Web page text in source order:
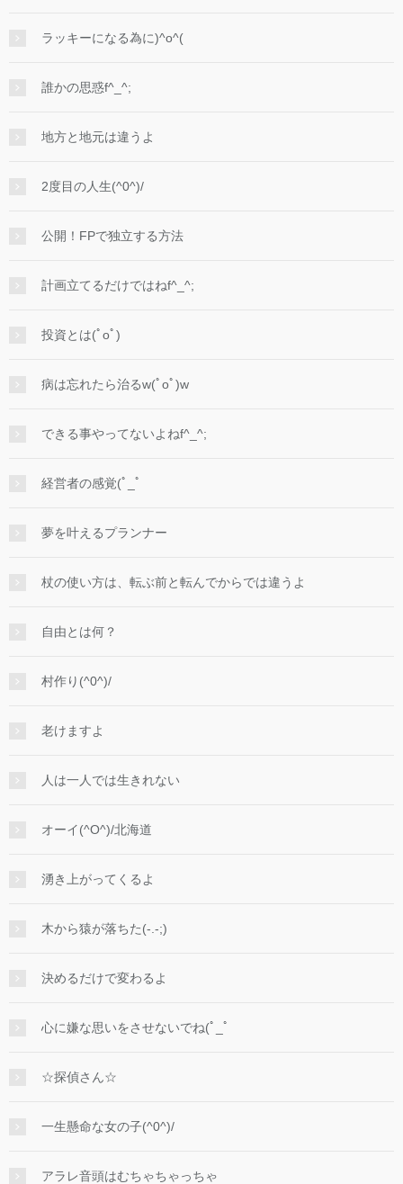
ラッキーになる為に)^o^(
誰かの思惑f^_^;
地方と地元は違うよ
2度目の人生(^0^)/
公開！FPで独立する方法
計画立てるだけではねf^_^;
投資とは(ﾟoﾟ)
病は忘れたら治るw(ﾟoﾟ)w
できる事やってないよねf^_^;
経営者の感覚(ﾟ_ﾟ
夢を叶えるプランナー
杖の使い方は、転ぶ前と転んでからでは違うよ
自由とは何？
村作り(^0^)/
老けますよ
人は一人では生きれない
オーイ(^O^)/北海道
湧き上がってくるよ
木から猿が落ちた(-.-;)
決めるだけで変わるよ
心に嫌な思いをさせないでね(ﾟ_ﾟ
☆探偵さん☆
一生懸命な女の子(^0^)/
アラレ音頭はむちゃちゃっちゃ